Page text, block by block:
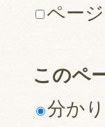
ペー
このペ
分か